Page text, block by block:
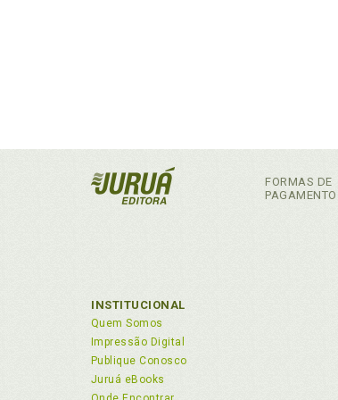
FORMAS DE
PAGAMENTO
INSTITUCIONAL
Quem Somos
Impressão Digital
Publique Conosco
Juruá eBooks